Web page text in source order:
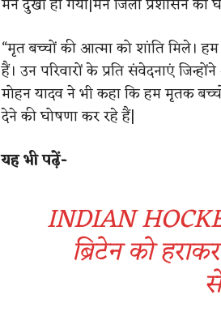
“मृत बच्चों की आत्मा को शांति मिले। हम
हैं। उन परिवारों के प्रति संवेदनाएं
मोहन यादव ने भी कहा कि हम मृतक
देने की घोषणा कर रहे हैं|
यह भी पढ़ें-
INDIAN
ब्रिटेन को